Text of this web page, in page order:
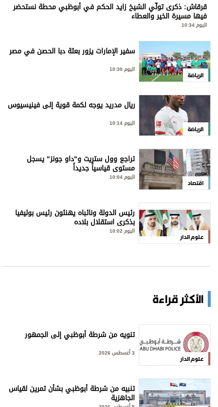
قرقاش: ذكرى تولّي الشيخ زايد الحكم في أبوظبي محطة نستحضر
فيها مسيرة الخير والعطاء
اليوم 10:34
الرياضة
سفير الإمارات يزور بعثة دبا الحصن في مصر
اليوم 10:30
الرياضة
ريال مدريد يوجه لكمة قوية إلى فينيسيوس
اليوم 10:14
اقتصاد
تراجع وول ستريت و"داو جونز" يسجل
مستوى قياسياً جديداً
اليوم 10:04
علوم الدار
رئيس الدولة ونائباه يهنئون رئيس بوليفيا
بذكرى استقلال بلاده
اليوم 10:02
الأكثر قراءة
علوم الدار
تنويه من شرطة أبوظبي إلى الجمهور
تنبيه من شرطة أبوظبي بشأن تمرين لقياس
الجاهزية